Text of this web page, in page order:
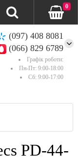
(097) 408 8081
(066) 829 6789
Графік роботи:
Пн-Пт: 9:00-18:00
Сб: 9:00-17:00
0
PD-44-